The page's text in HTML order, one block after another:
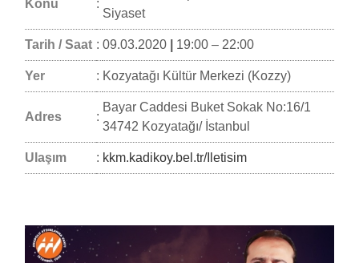
Konu :
Siyaset
Tarih / Saat : 09.03.2020 19:00 – 22:00
Yer : Kozyatağı Kültür Merkezi (Kozzy)
Adres :
Bayar Caddesi Buket Sokak No:16/1
34742 Kozyatağı/ İstanbul
Ulaşım : kkm.kadikoy.bel.tr/Iletisim